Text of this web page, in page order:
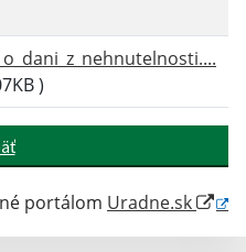
)
portálom Uradne.sk